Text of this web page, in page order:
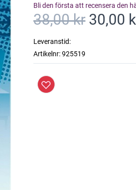
Bli den första att recensera den
38,00 kr 30,00
Leveranstid:
Artikelnr:925519